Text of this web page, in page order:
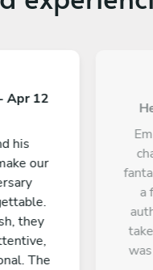
Apr 12
his
our
they
The
a